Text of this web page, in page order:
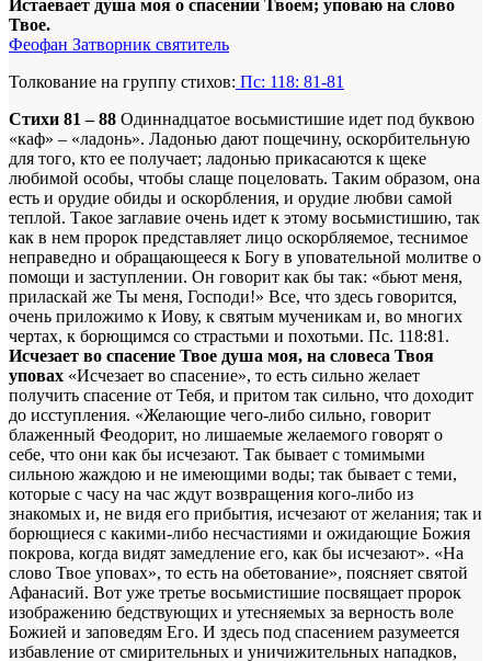
Истаевает душа моя о спасении Твоем; уповаю на слово
Твое.
Феофан Затворник святитель
Толкование на группу стихов: Пс: 118: 81-81
Стихи 81 – 88 Одиннадцатое восьмистишие идет под буквою
«каф» – «ладонь». Ладонью дают пощечину, оскорбительную
для того, кто ее получает; ладонью прикасаются к щеке
любимой особы, чтобы слаще поцеловать. Таким образом, она
есть и орудие обиды и оскорбления, и орудие любви самой
теплой. Такое заглавие очень идет к этому восьмистишию, так
как в нем пророк представляет лицо оскорбляемое, теснимое
неправедно и обращающееся к Богу в уповательной молитве о
помощи и заступлении. Он говорит как бы так: «бьют меня,
приласкай же Ты меня, Господи!» Все, что здесь говорится,
очень приложимо к Иову, к святым мученикам и, во многих
чертах, к борющимся со страстьми и похотьми. Пс. 118:81.
Исчезает во спасение Твое душа моя, на словеса Твоя
уповах «Исчезает во спасение», то есть сильно желает
получить спасение от Тебя, и притом так сильно, что доходит
до исступления. «Желающие чего-либо сильно, говорит
блаженный Феодорит, но лишаемые желаемого говорят о
себе, что они как бы исчезают. Так бывает с томимыми
сильною жаждою и не имеющими воды; так бывает с теми,
которые с часу на час ждут возвращения кого-либо из
знакомых и, не видя его прибытия, исчезают от желания; так и
борющиеся с какими-либо несчастиями и ожидающие Божия
покрова, когда видят замедление его, как бы исчезают». «На
слово Твое уповах», то есть на обетование», поясняет святой
Афанасий. Вот уже третье восьмистишие посвящает пророк
изображению бедствующих и утесняемых за верность воле
Божией и заповедям Его. И здесь под спасением разумеется
избавление от смирительных и уничижительных нападков,